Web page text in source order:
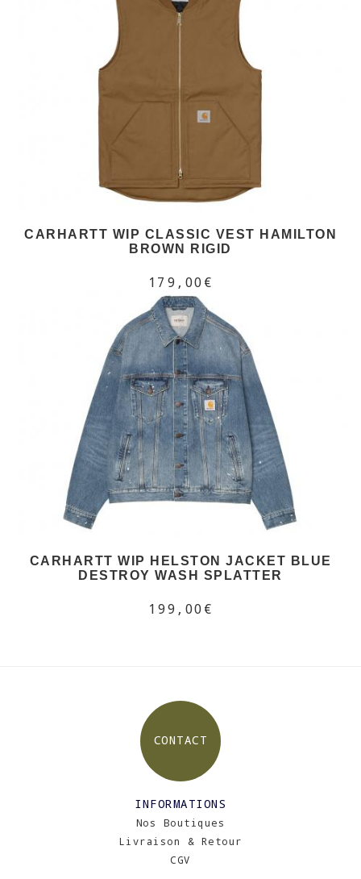
CARHARTT WIP CLASSIC VEST HAMILTON
BROWN RIGID
179,00€
CARHARTT WIP HELSTON JACKET BLUE
DESTROY WASH SPLATTER
199,00€
CONTACT
INFORMATIONS
Nos Boutiques
Livraison & Retour
CGV